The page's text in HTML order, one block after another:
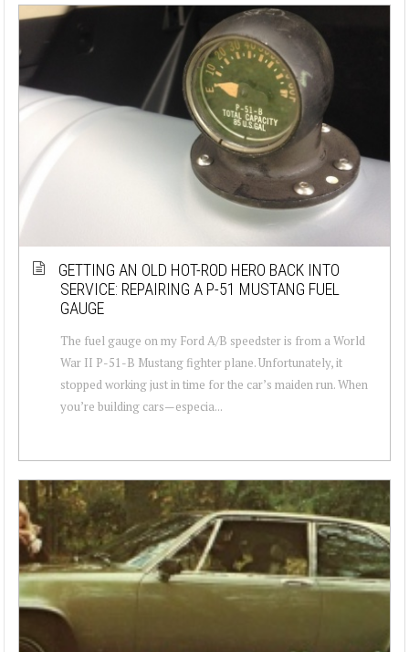
GETTING AN OLD HOT-ROD HERO BACK INTO
SERVICE: REPAIRING A P-51 MUSTANG FUEL
GAUGE
The fuel gauge on my Ford A/B speedster is from a World
War II P-51-B Mustang fighter plane. Unfortunately, it
stopped working just in time for the car’s maiden run. When
you’re building cars—especia...